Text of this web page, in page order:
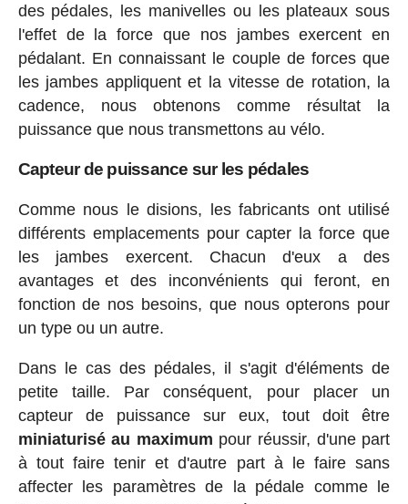
des pédales, les manivelles ou les plateaux sous
l'effet de la force que nos jambes exercent en
pédalant. En connaissant le couple de forces que
les jambes appliquent et la vitesse de rotation, la
cadence, nous obtenons comme résultat la
puissance que nous transmettons au vélo.
Capteur de puissance sur les pédales
Comme nous le disions, les fabricants ont utilisé
différents emplacements pour capter la force que
les jambes exercent. Chacun d'eux a des
avantages et des inconvénients qui feront, en
fonction de nos besoins, que nous opterons pour
un type ou un autre.
Dans le cas des pédales, il s'agit d'éléments de
petite taille. Par conséquent, pour placer un
capteur de puissance sur eux, tout doit être
miniaturisé au maximum pour réussir, d'une part
à tout faire tenir et d'autre part à le faire sans
affecter les paramètres de la pédale comme le